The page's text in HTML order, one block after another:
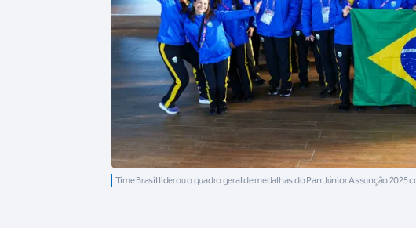
Time Brasil liderou o quadro geral de medalhas do Pan Júnior Assunção 2025